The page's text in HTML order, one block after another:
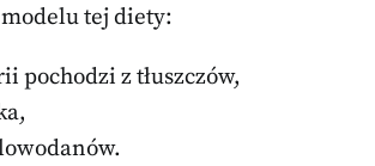
tej diety:
pochodzi z tłuszczów,